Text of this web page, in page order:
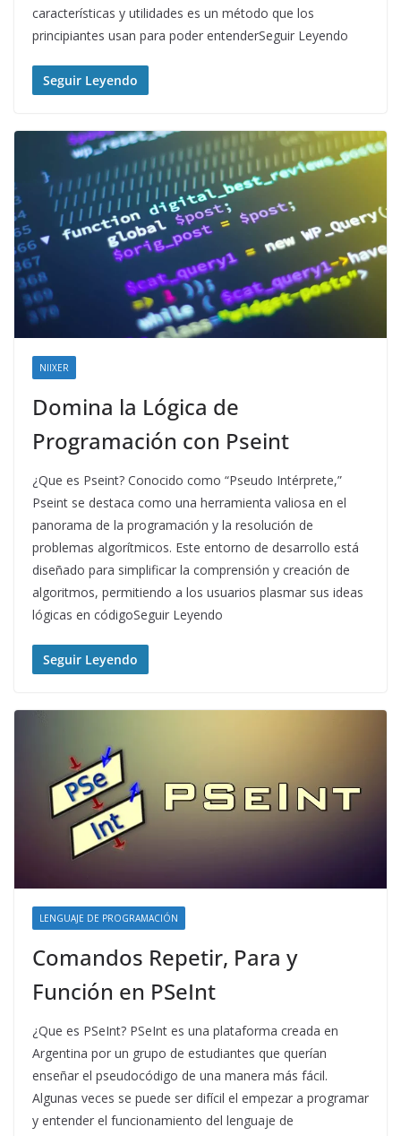
características y utilidades es un método que los
principiantes usan para poder entenderSeguir Leyendo
Seguir Leyendo
NIIXER
Domina la Lógica de
Programación con Pseint
¿Que es Pseint? Conocido como “Pseudo Intérprete,”
Pseint se destaca como una herramienta valiosa en el
panorama de la programación y la resolución de
problemas algorítmicos. Este entorno de desarrollo está
diseñado para simplificar la comprensión y creación de
algoritmos, permitiendo a los usuarios plasmar sus ideas
lógicas en códigoSeguir Leyendo
Seguir Leyendo
LENGUAJE DE PROGRAMACIÓN
Comandos Repetir, Para y
Función en PSeInt
¿Que es PSeInt? PSeInt es una plataforma creada en
Argentina por un grupo de estudiantes que querían
enseñar el pseudocódigo de una manera más fácil.
Algunas veces se puede ser difícil el empezar a programar
y entender el funcionamiento del lenguaje de